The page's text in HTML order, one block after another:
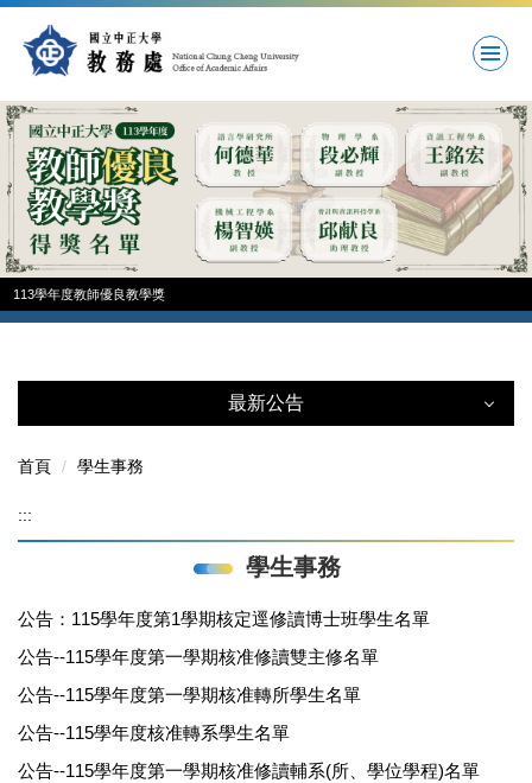
到
內
區
113學年度教師優良教學獎
最新公告
行政公告
學生事務
首頁 學生事務
:::
學生事務
公告：115學年度第1學期核定逕修讀博士班學生名單
公告--115學年度第一學期核准修讀雙主修名單
公告--115學年度第一學期核准轉所學生名單
公告--115學年度核准轉系學生名單
公告--115學年度第一學期核准修讀輔系(所、學位學程)名單